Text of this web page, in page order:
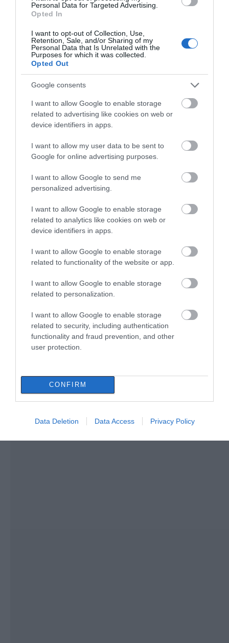
Personal Data for Targeted Advertising.
Opted In
I want to opt-out of Collection, Use,
Retention, Sale, and/or Sharing of my
Personal Data that Is Unrelated with the
Purposes for which it was collected.
Opted Out
Google consents
I want to allow Google to enable storage
related to advertising like cookies on web or
device identifiers in apps.
I want to allow my user data to be sent to
Google for online advertising purposes.
I want to allow Google to send me
personalized advertising.
I want to allow Google to enable storage
related to analytics like cookies on web or
device identifiers in apps.
I want to allow Google to enable storage
related to functionality of the website or app.
I want to allow Google to enable storage
related to personalization.
I want to allow Google to enable storage
related to security, including authentication
functionality and fraud prevention, and other
user protection.
CONFIRM
Data Deletion Data Access Privacy Policy
Συναγερμός στην Πυροσβεστική
μετά από κλήσεις για δύο φωτιές
τώρα στην Εύβοια
10.08.2026 | 20:00
Εύβοια: 20χρονος συνελήφθη μετά
από σοβαρό επεισόδιο μέσα στο
σπίτι – Τι καταγγέλθηκε
Ταξίδι με αυτοκίνητο τον
Αύγουστο: Οι κάμερες και τα
παραβάσεις
10.08.2026 | 19:20
Έκτακτη ανακοίνωση για τα
σκουπίδια στη Εύβοια – Δείτε
10.08.2026 | 19:00
Τα 8 αριστουργήματα της
πρέπει να διαβάσεις τον
Αύγουστο
Σοβαρό περιστατικό σε λιμάνι της
10.08.2026 | 18:20
«Μου χρωστάς έναν Αύγουστο»: Το
10.08.2026 | 18:00
Δημήτρης
Γιαννακόπουλος: Η
περιπέτεια υγείας, το
μέλλον στον
Παναθηναϊκό και η
σχέση με Ολυμπιακό
και Μαρινάκη
Αυτή η ομάδα της
Εύβοιας ανακοίνωσε
ακόμα δύο νέες
Ο Λευτέρης Στεργίου
Ιστιαία!
γκολ του Μαραντόνα
φιλικό σήμερα για νέα
αγωνιστική περίοδο –
Εύβοιας εξέδωσε
ανακοίνωση για το
βουλευτή Σίμο
Κεδίκογλου- Τι